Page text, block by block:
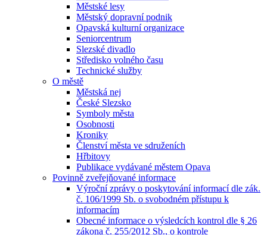
Městské lesy
Městský dopravní podnik
Opavská kulturní organizace
Seniorcentrum
Slezské divadlo
Středisko volného času
Technické služby
O městě
Městská nej
České Slezsko
Symboly města
Osobnosti
Kroniky
Členství města ve sdruženích
Hřbitovy
Publikace vydávané městem Opava
Povinně zveřejňované informace
Výroční zprávy o poskytování informací dle zák.
č. 106/1999 Sb. o svobodném přístupu k
informacím
Obecné informace o výsledcích kontrol dle § 26
zákona č. 255/2012 Sb., o kontrole